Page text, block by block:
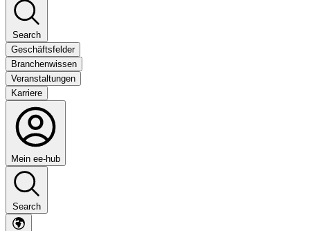
Search
Geschäftsfelder
Branchenwissen
Veranstaltungen
Karriere
Mein ee-hub
Search